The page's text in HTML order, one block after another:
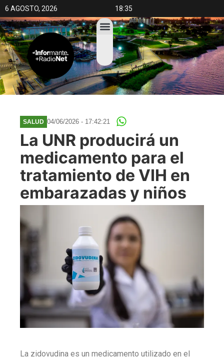
6 AGOSTO, 2026 18:35
SALUD 04/06/2026 - 17:42:21
La UNR producirá un
medicamento para el
tratamiento de VIH en
embarazadas y niños
La zidovudina es un medicamento utilizado en el